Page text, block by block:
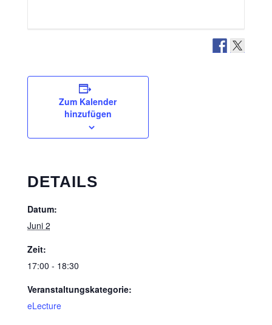
Zum Kalender
hinzufügen
DETAILS
Datum:
Juni 2
Zeit:
17:00 - 18:30
Veranstaltungskategorie:
eLecture